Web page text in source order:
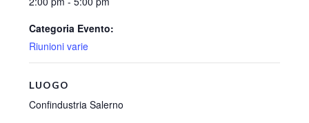
Categoria Evento:
Riunioni varie
LUOGO
Confindustria Salerno